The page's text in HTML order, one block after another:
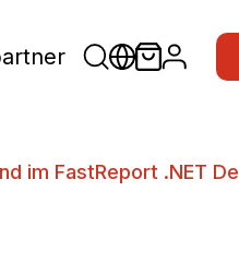
im FastReport .NET